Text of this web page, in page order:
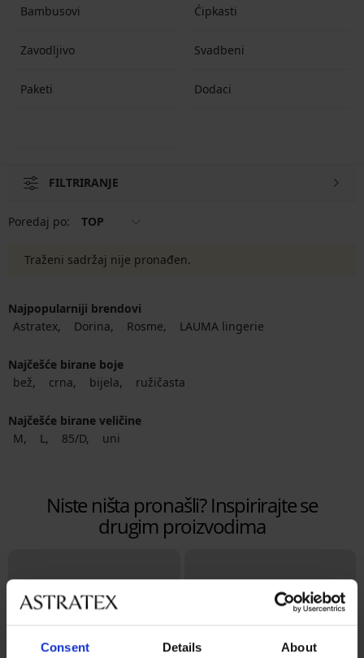
Consent Details About
Bambusovi Ćipkasti
Zavodljivo Svadbeni
Paketi Dodaci
FILTRIRANJE
Poredaj po: TOP
Traženi sadržaj nije pronađen.
Najpopularniji brendovi
Astratex
Dorina Rosme LAUMA lingerie
Najčešće birane boje
bež
crna bijela ružičasta
Najčešće birane veličine
M
L 85/D uni
Niste ništa pronašli? Inspirirajte se
drugim proizvodima